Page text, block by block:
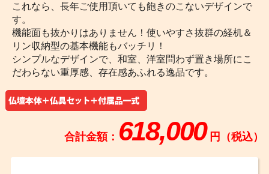
これなら、長年ご使用頂いても飽きのこないデザインで
す。
機能面も抜かりはありません！使いやすさ抜群の経机＆
リン収納型の基本機能もバッチリ！
シンプルなデザインで、和室、洋室問わず置き場所にこ
だわらない重厚感、存在感あふれる逸品です。
合計金額： 618,000 円（税込）